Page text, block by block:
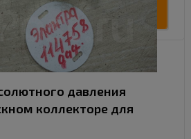
Купить
давления
коллекторе для